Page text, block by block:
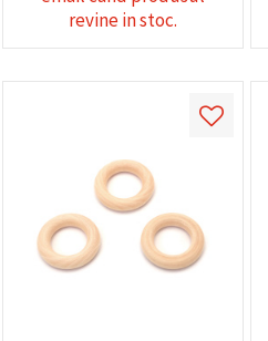
revine in stoc.